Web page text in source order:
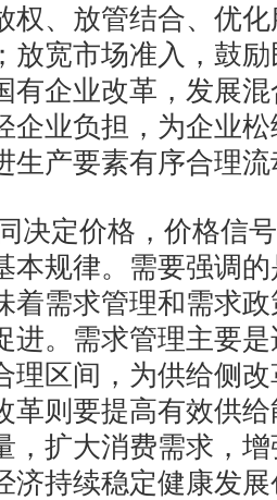
权、放管结合、优
放宽市场准入，鼓
有企业改革，发展
企业负担，为企业
生产要素有序合理
决定价格，价格信
本规律。需要强调
着需求管理和需求
进。需求管理主要
理区间，为供给侧
革则要提高有效供
，扩大消费需求，
济持续稳定健康发